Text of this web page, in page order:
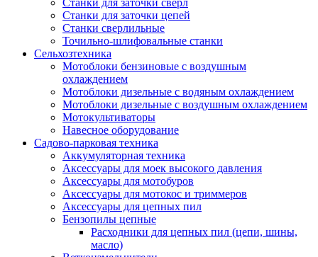
Станки для заточки сверл
Станки для заточки цепей
Станки сверлильные
Точильно-шлифовальные станки
Сельхозтехника
Мотоблоки бензиновые с воздушным
охлаждением
Мотоблоки дизельные с водяным охлаждением
Мотоблоки дизельные с воздушным охлаждением
Мотокультиваторы
Навесное оборудование
Садово-парковая техника
Аккумуляторная техника
Аксессуары для моек высокого давления
Аксессуары для мотобуров
Аксессуары для мотокос и триммеров
Аксессуары для цепных пил
Бензопилы цепные
Расходники для цепных пил (цепи, шины,
масло)